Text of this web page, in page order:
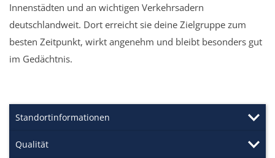
Innenstädten und an wichtigen Verkehrsadern
deutschlandweit. Dort erreicht sie deine Zielgruppe zum
besten Zeitpunkt, wirkt angenehm und bleibt besonders gut
im Gedächtnis.
Standortinformationen
Qualität